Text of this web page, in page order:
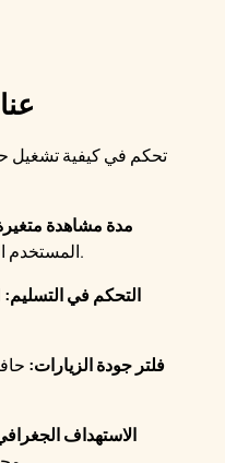
تحكم في كيفية تشغيل
مدة مشاهدة
المستخدم الواقعي وتحسن إشارات الاحتفاظ.
التحكم في التسليم:
فلتر جودة الزيارات:
الاستهداف